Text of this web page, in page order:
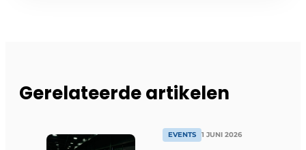
Gerelateerde artikelen
EVENTS 1 JUNI 2026